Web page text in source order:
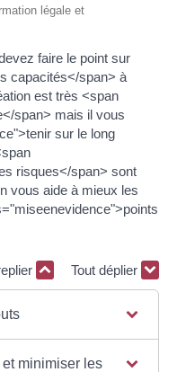
légale et
faire le point sur
capacités</span> à
est très <span
span> mais il vous
sur le long
risques</span> sont
vous aide à mieux les
Tout déplier
minimiser les